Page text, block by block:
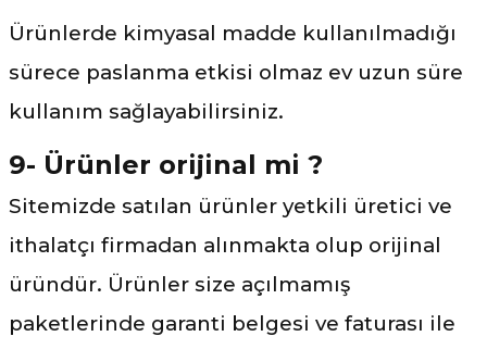
Ürünlerde kimyasal madde kullanılmadığı
sürece paslanma etkisi olmaz ev uzun süre
kullanım sağlayabilirsiniz.
9- Ürünler orijinal mi ?
Sitemizde satılan ürünler yetkili üretici ve
ithalatçı firmadan alınmakta olup orijinal
üründür. Ürünler size açılmamış
paketlerinde garanti belgesi ve faturası ile